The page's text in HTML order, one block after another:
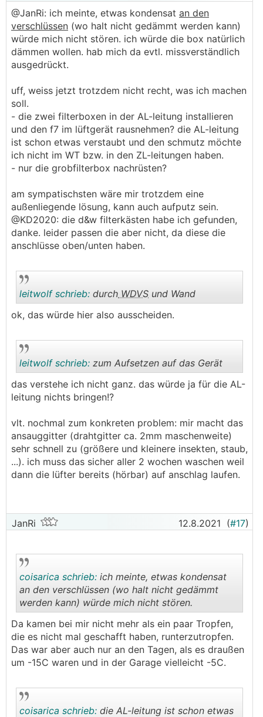
@JanRi: ich meinte, etwas kondensat an den
verschlüssen (wo halt nicht gedämmt werden kann)
würde mich nicht stören. ich würde die box natürlich
dämmen wollen. hab mich da evtl. missverständlich
ausgedrückt.
uff, weiss jetzt trotzdem nicht recht, was ich machen
soll.
- die zwei filterboxen in der AL-leitung installieren
und den f7 im lüftgerät rausnehmen? die AL-leitung
ist schon etwas verstaubt und den schmutz möchte
ich nicht im WT bzw. in den ZL-leitungen haben.
- nur die grobfilterbox nachrüsten?
am sympatischsten wäre mir trotzdem eine
außenliegende lösung, kann auch aufputz sein.
@KD2020: die d&w filterkästen habe ich gefunden,
danke. leider passen die aber nicht, da diese die
anschlüsse oben/unten haben.
..
leitwolf schrieb: durch WDVS und Wand
ok, das würde hier also ausscheiden.
leitwolf schrieb: zum Aufsetzen auf das Gerät
das verstehe ich nicht ganz. das würde ja für die AL-
leitung nichts bringen!?
vlt. nochmal zum konkreten problem: mir macht das
ansauggitter (drahtgitter ca. 2mm maschenweite)
sehr schnell zu (größere und kleinere insekten, staub,
...). ich muss das sicher aller 2 wochen waschen weil
dann die lüfter bereits (hörbar) auf anschlag laufen.
JanRi 12.8.2021 (#17)
..
coisarica schrieb: ich meinte, etwas kondensat
an den verschlüssen (wo halt nicht gedämmt
werden kann) würde mich nicht stören.
Da kamen bei mir nicht mehr als ein paar Tropfen,
die es nicht mal geschafft haben, runterzutropfen.
Das war aber auch nur an den Tagen, als es draußen
um -15C waren und in der Garage vielleicht -5C.
coisarica schrieb: die AL-leitung ist schon etwas